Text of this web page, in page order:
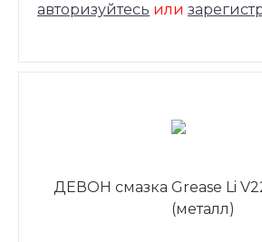
авторизуйтесь или
ДЕВОН смазка Grease Li
(металл)